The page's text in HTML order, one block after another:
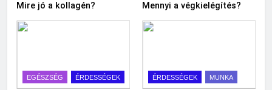
Mire jó a kollagén? Mennyi a végkielégítés?
EGÉSZSÉG ÉRDESSÉGEK ÉRDESSÉGEK MUNKA